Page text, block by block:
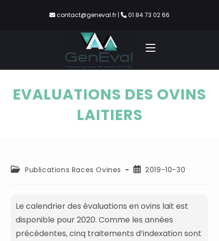
contact@geneval.fr | 01 84 73 02 66
EVALUATIONS DES OVINS
LAITIERS
Publications Races Ovines 2019-10-30
Le calendrier des évaluations en ovins lait est
disponible pour 2020. Comme les années
précédentes, cinq traitements d’indexation sont